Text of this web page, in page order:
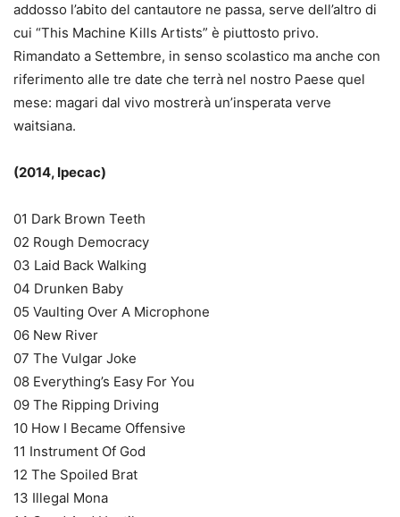
addosso l’abito del cantautore ne passa, serve dell’altro di
cui “This Machine Kills Artists” è piuttosto privo.
Rimandato a Settembre, in senso scolastico ma anche con
riferimento alle tre date che terrà nel nostro Paese quel
mese: magari dal vivo mostrerà un’insperata verve
waitsiana.
(2014, Ipecac)
01 Dark Brown Teeth
02 Rough Democracy
03 Laid Back Walking
04 Drunken Baby
05 Vaulting Over A Microphone
06 New River
07 The Vulgar Joke
08 Everything’s Easy For You
09 The Ripping Driving
10 How I Became Offensive
11 Instrument Of God
12 The Spoiled Brat
13 Illegal Mona